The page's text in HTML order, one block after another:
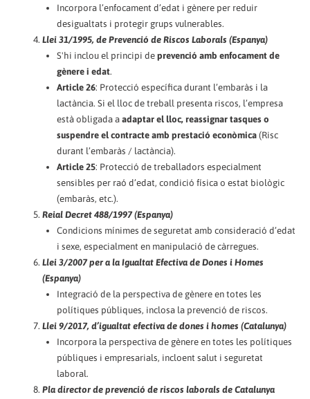
Incorpora l’enfocament d’edat i gènere per reduir
desigualtats i protegir grups vulnerables.
Llei 31/1995, de Prevenció de Riscos Laborals (Espanya)
S'hi inclou el principi de prevenció amb enfocament de
gènere i edat.
Article 26: Protecció específica durant l’embaràs i la
lactància. Si el lloc de treball presenta riscos, l’empresa
està obligada a adaptar el lloc, reassignar tasques o
suspendre el contracte amb prestació econòmica(Risc
durant l’embaràs / lactància).
Article 25: Protecció de treballadors especialment
sensibles per raó d’edat, condició física o estat biològic
(embaràs, etc.).
Reial Decret 488/1997 (Espanya)
Condicions mínimes de seguretat amb consideració d’edat
i sexe, especialment en manipulació de càrregues.
Llei 3/2007 per a la Igualtat Efectiva de Dones i Homes
(Espanya)
Integració de la perspectiva de gènere en totes les
polítiques públiques, inclosa la prevenció de riscos.
Llei 9/2017, d’igualtat efectiva de dones i homes (Catalunya)
Incorpora la perspectiva de gènere en totes les polítiques
públiques i empresarials, incloent salut i seguretat
laboral.
Pla director de prevenció de riscos laborals de Catalunya